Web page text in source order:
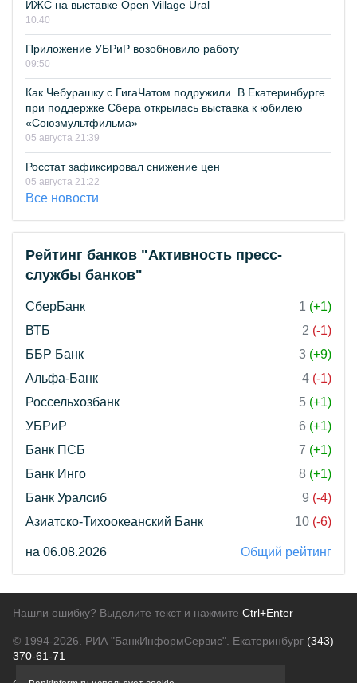
ИЖС на выставке Open Village Ural
10:40
Приложение УБРиР возобновило работу
09:50
Как Чебурашку с ГигаЧатом подружили. В Екатеринбурге
при поддержке Сбера открылась выставка к юбилею
«Союзмультфильма»
05 августа 21:39
Росстат зафиксировал снижение цен
05 августа 21:22
Все новости
Рейтинг банков "Активность пресс-
службы банков"
СберБанк 1 (+1)
ВТБ
2 (-1)
ББР Банк
3 (+9)
Альфа-Банк
4 (-1)
Россельхозбанк
5 (+1)
УБРиР
6 (+1)
Банк ПСБ
7 (+1)
Банк Инго
8 (+1)
Банк Уралсиб
9 (-4)
Азиатско-Тихоокеанский Банк
10 (-6)
на 06.08.2026 Общий рейтинг
Нашли ошибку? Выделите текст и нажмите Ctrl+Enter
© 1994-2026. РИА "БанкИнформСервис". Екатеринбург (343)
370-61-71